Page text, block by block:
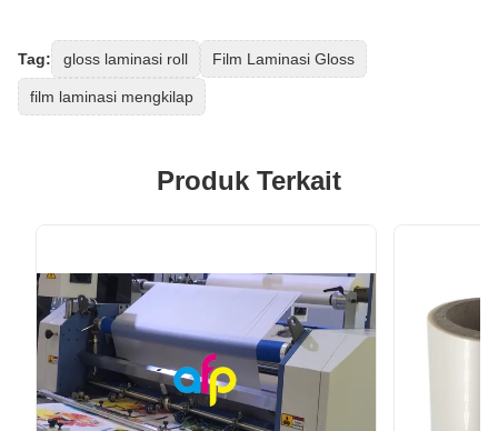
Tag: gloss laminasi roll Film Laminasi Gloss
film laminasi mengkilap
Produk Terkait